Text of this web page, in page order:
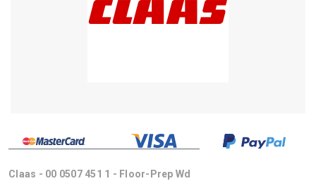
Claas - 00 0507 451 1 - Floor-Prep Wd